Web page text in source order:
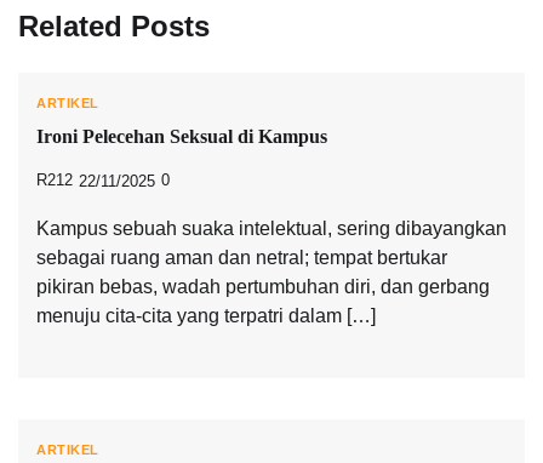
Related Posts
ARTIKEL
Ironi Pelecehan Seksual di Kampus
R212 22/11/2025 0
Kampus sebuah suaka intelektual, sering dibayangkan
sebagai ruang aman dan netral; tempat bertukar
pikiran bebas, wadah pertumbuhan diri, dan gerbang
menuju cita-cita yang terpatri dalam […]
ARTIKEL